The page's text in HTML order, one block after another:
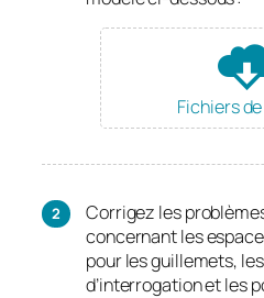
Fichiers
Corrigez les
concernant les
pour les guillemets,
d’interrogation et les